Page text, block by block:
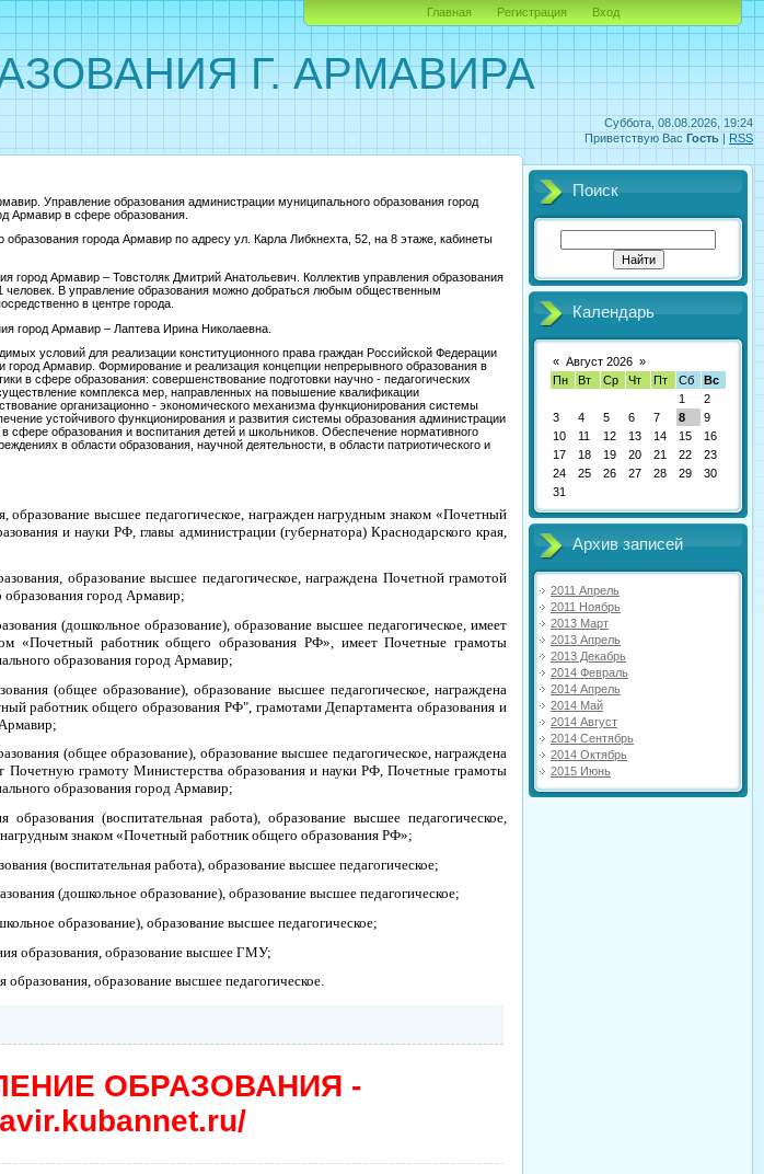
Суббота, 08.08.2026, 19:24
Приветствую Вас Гость | RSS
Г. АРМАВИРА
Главная Регистрация Вход
Управление образования администрации муниципального образования город
Армавир в сфере образования.
города Армавир по адресу ул. Карла Либкнехта, 52, на 8 этаже, кабинеты
город Армавир – Товстоляк Дмитрий Анатольевич . Коллектив управления образования
человек. В управление образования можно добраться любым общественным
в центре города.
город Армавир – Лаптева Ирина Николаевна.
условий для реализации конституционного права граждан Российской Федерации
Армавир. Формирование и реализация концепции непрерывного образования в
в сфере образования: совершенствование подготовки научно - педагогических
комплекса мер, направленных на повышение квалификации
организационно - экономического механизма функционирования системы
устойчивого функционирования и развития системы образования администрации
образования и воспитания детей и школьников. Обеспечение нормативного
в области образования, научной деятельности, в области патриотического и
образование высшее педагогическое, награжден нагрудным знаком «Почетный
и науки РФ, главы администрации (губернатора) Краснодарского края,
образование высшее педагогическое, награждена Почетной грамотой
город Армавир;
(дошкольное образование), образование высшее педагогическое, имеет
«Почетный работник общего образования РФ», имеет Почетные грамоты
образования город Армавир;
(общее образование), образование высшее педагогическое, награждена
работник общего образования РФ", грамотами Департамента образования и
(общее образование), образование высшее педагогическое, награждена
грамоту Министерства образования и науки РФ, Почетные грамоты
образования город Армавир;
(воспитательная работа), образование высшее педагогическое,
знаком «Почетный работник общего образования РФ»;
(воспитательная работа), образование высшее педагогическое;
(дошкольное образование), образование высшее педагогическое;
образование), образование высшее педагогическое;
образования, образование высшее ГМУ;
образование высшее педагогическое.
ОБРАЗОВАНИЯ -
Поиск
Календарь
« Август 2026 »
Пн
Вт Ср Чт Пт Сб
Вс
1
2
3
4 5 6 7 8
9
10
11 12 13 14 15
16
17
18 19 20 21 22
23
24
25 26 27 28 29
30
31
Архив записей
2011 Апрель
2011 Ноябрь
2013 Март
2013 Апрель
2013 Декабрь
2014 Февраль
2014 Апрель
2014 Май
2014 Август
2014 Сентябрь
2014 Октябрь
2015 Июнь